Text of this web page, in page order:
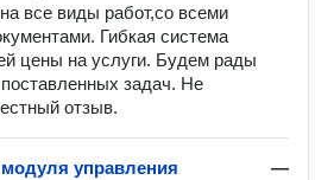
все виды работ,со всеми
Гибкая система
цены на услуги. Будем рады
задач. Не
отзыв.
управления
—